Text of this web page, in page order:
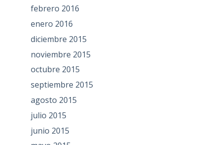
febrero 2016
enero 2016
diciembre 2015
noviembre 2015
octubre 2015
septiembre 2015
agosto 2015
julio 2015
junio 2015